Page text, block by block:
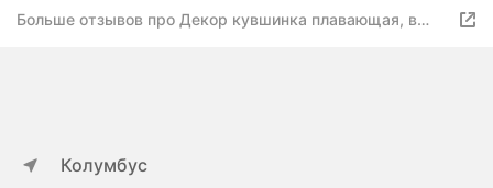
Больше отзывов про Декор кувшинка плавающая, в
Колумбус